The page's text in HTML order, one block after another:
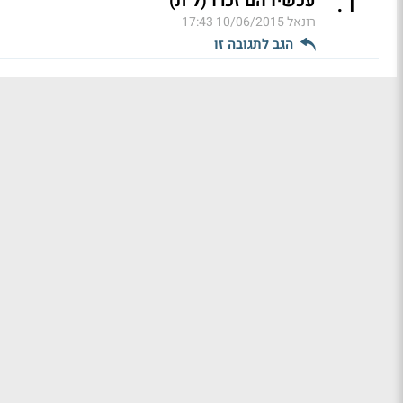
רונאל10/06/2015 17:43
הגב לתגובה זו